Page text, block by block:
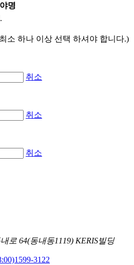
명
소 하나 이상 선택 하셔야 합니다.)
취소
취소
취소
로 64(동내동1119) KERIS빌딩
1599-3122